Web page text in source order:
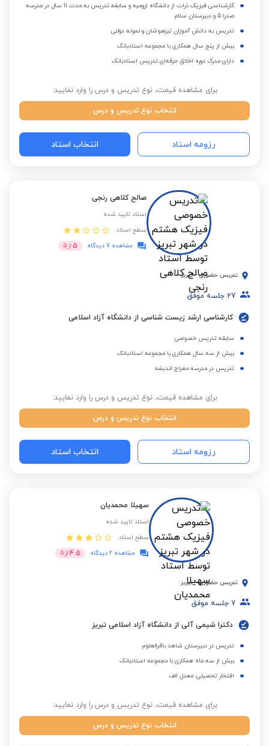
کارشناسی فیزیک ذرات از دانشگاه ارومیه و سابقه تدریس به مدت 11 سال در مدرسه
صدرا 5 و دبیرستان سلام
تدریس به دانش آموزان تیزهوشان و نمونه دولتی
بیش از پنج سال همکاری با مجموعه استادبانک
دارای مدرک دوره اخلاق حرفه‌ای تدریس استادبانک
برای مشاهده قیمت، نوع تدریس و درس را وارد نمایید:
انتخاب نوع تدریس و درس
رزومه استاد انتخاب استاد
صالح کلاهی رنجی
استاد تایید شده
سطح استاد:
مشاهده 7 دیدگاه
5 از 5
تدریس حضوری - تبریز
27 جلسه موفق
کارشناسی ارشد زیست شناسی از دانشگاه آزاد اسلامی
سابقه تدریس خصوصی
بیش از سه سال همکاری با مجموعه استادبانک
تدریس در مدرسه معراج اندیشه
برای مشاهده قیمت، نوع تدریس و درس را وارد نمایید:
انتخاب نوع تدریس و درس
رزومه استاد انتخاب استاد
سهیلا محمدیان
استاد تایید شده
سطح استاد:
مشاهده 2 دیدگاه
4.5 از 5
تدریس حضوری - تبریز
7 جلسه موفق
دکترا شیمی آلی از دانشگاه آزاد اسلامی تبریز
تدریس در دبیرستان شاهد باقرالعلوم
بیش از سه ماه همکاری با مجموعه استادبانک
افتخار تحصیلی: معدل الف
برای مشاهده قیمت، نوع تدریس و درس را وارد نمایید:
انتخاب نوع تدریس و درس